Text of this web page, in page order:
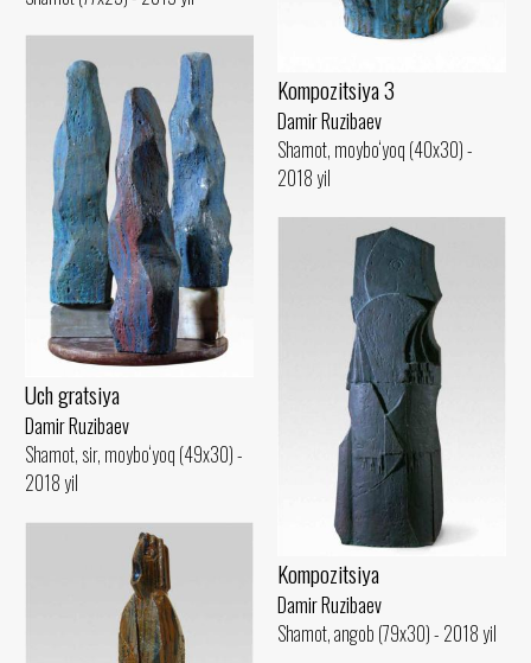
Kompozitsiya 3
Damir Ruzibaev
Shamot, moybo‘yoq (40x30) -
2018 yil
Uch gratsiya
Damir Ruzibaev
Shamot, sir, moybo‘yoq (49x30) -
2018 yil
Kompozitsiya
Damir Ruzibaev
Shamot, angob (79x30) - 2018 yil